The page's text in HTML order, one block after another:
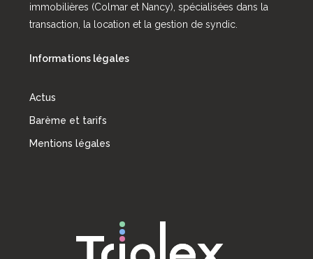
immobilières (Colmar et Nancy), spécialisées dans la
transaction, la location et la gestion de syndic.
Informations légales
Actus
Barème et tarifs
Mentions légales